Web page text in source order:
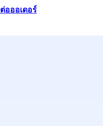
อออเดอร์